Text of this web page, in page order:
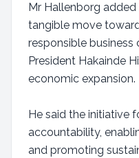
Mr Hallenborg
tangible move
responsible business
President Hakainde
economic expansion.
He said the initiative
accountability,
and promoting